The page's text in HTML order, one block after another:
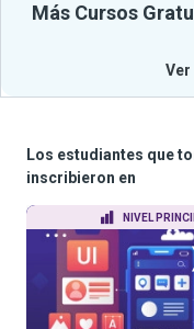
Más Cursos
Los estudiantes que
inscribieron en
NIVEL